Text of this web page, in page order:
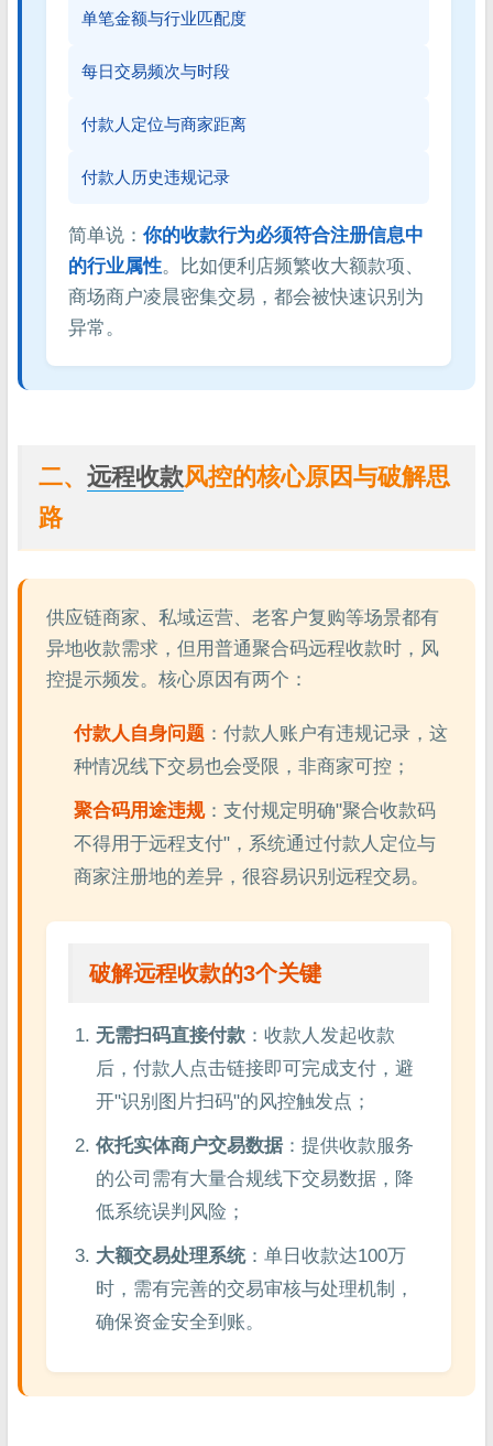
单笔金额与行业匹配度
每日交易频次与时段
付款人定位与商家距离
付款人历史违规记录
简单说：你的收款行为必须符合注册信息中
的行业属性。比如便利店频繁收大额款项、
商场商户凌晨密集交易，都会被快速识别为
异常。
二、 远程收款风控的核心原因与破解思
路
供应链商家、私域运营、老客户复购等场景都有
异地收款需求，但用普通聚合码远程收款时，风
控提示频发。核心原因有两个：
付款人自身问题 ：付款人账户有违规记录，这
种情况线下交易也会受限，非商家可控；
聚合码用途违规：支付规定明确"聚合收款码
不得用于远程支付"，系统通过付款人定位与
商家注册地的差异，很容易识别远程交易。
破解远程收款的3个关键
无需扫码直接付款 ：收款人发起收款
后，付款人点击链接即可完成支付，避
开"识别图片扫码"的风控触发点；
依托实体商户交易数据 ：提供收款服务
的公司需有大量合规线下交易数据，降
低系统误判风险；
大额交易处理系统：单日收款达100万
时，需有完善的交易审核与处理机制，
确保资金安全到账。